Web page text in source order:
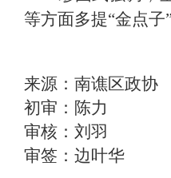
等方面多提“金点
来源：南谯区政协
初审：陈力
审核：刘羽
审签：边叶华